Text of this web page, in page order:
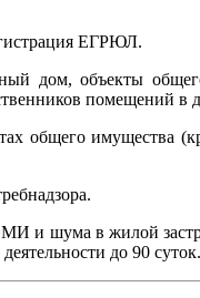
ЕГРЮЛ.
дом, объекты
помещений в
общего имущества
и шума в жилой
до 90 суток.